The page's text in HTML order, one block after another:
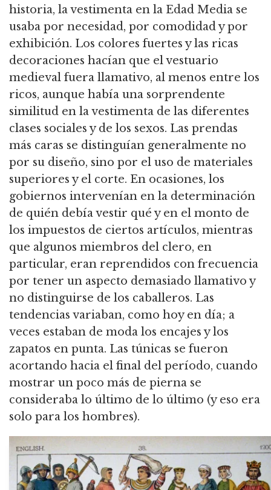
historia, la vestimenta en la Edad Media se
usaba por necesidad, por comodidad y por
exhibición. Los colores fuertes y las ricas
decoraciones hacían que el vestuario
medieval fuera llamativo, al menos entre los
ricos, aunque había una sorprendente
similitud en la vestimenta de las diferentes
clases sociales y de los sexos. Las prendas
más caras se distinguían generalmente no
por su diseño, sino por el uso de materiales
superiores y el corte. En ocasiones, los
gobiernos intervenían en la determinación
de quién debía vestir qué y en el monto de
los impuestos de ciertos artículos, mientras
que algunos miembros del clero, en
particular, eran reprendidos con frecuencia
por tener un aspecto demasiado llamativo y
no distinguirse de los caballeros. Las
tendencias variaban, como hoy en día; a
veces estaban de moda los encajes y los
zapatos en punta. Las túnicas se fueron
acortando hacia el final del período, cuando
mostrar un poco más de pierna se
consideraba lo último de lo último (y eso era
solo para los hombres).